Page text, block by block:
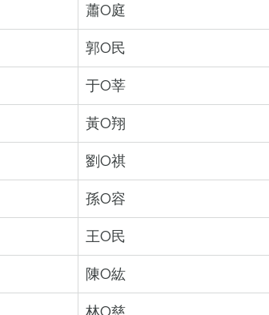
蕭O庭
郭O民
于O莘
黃O翔
劉O祺
孫O容
王O民
陳O紘